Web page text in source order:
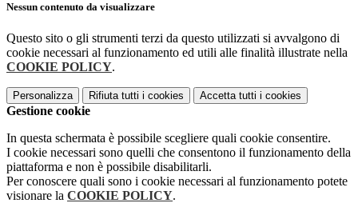
Nessun contenuto da visualizzare
Questo sito o gli strumenti terzi da questo utilizzati si avvalgono di
cookie necessari al funzionamento ed utili alle finalità illustrate nella
COOKIE POLICY.
Personalizza Rifiuta tutti i cookies Accetta tutti i cookies
Gestione cookie
In questa schermata è possibile scegliere quali cookie consentire.
I cookie necessari sono quelli che consentono il funzionamento della
piattaforma e non è possibile disabilitarli.
Per conoscere quali sono i cookie necessari al funzionamento potete
visionare la COOKIE POLICY.